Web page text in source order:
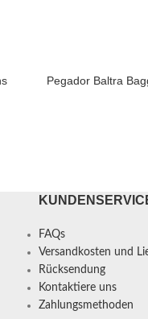
Pegador Baltra
FAQs
Versandkosten und
Rücksendung
Kontaktiere uns
Zahlungsmethoden